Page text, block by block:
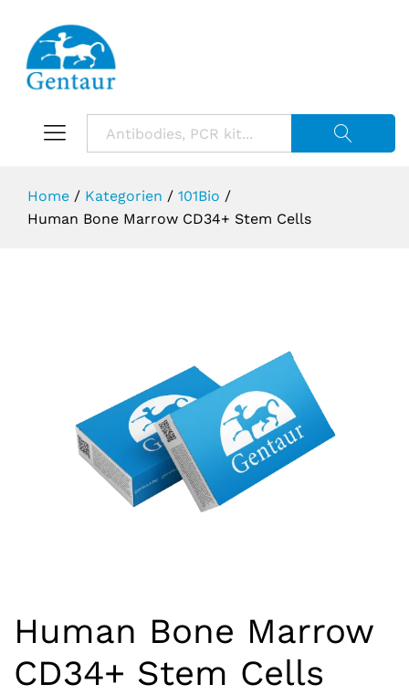
Home / Kategorien / 101Bio /
Human Bone Marrow CD34+ Stem Cells
Human Bone Marrow
CD34+ Stem Cells